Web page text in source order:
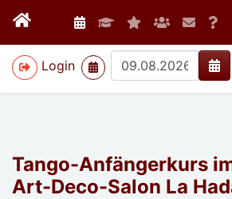
Login
>
Tango-Anfängerkurs
Art-Deco-Salon La